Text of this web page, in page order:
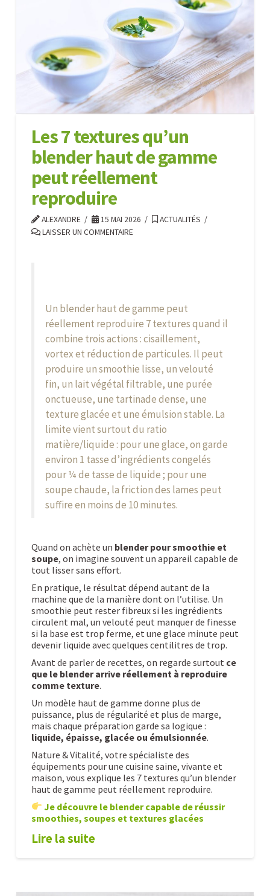
d’équilibre
de
température
pour
déshydrater
des
aliments05.30.2026
Les 7 textures qu’un
blender haut de gamme
peut réellement
reproduire
ALEXANDRE 15 MAI 2026
ACTUALITÉS
LAISSER UN COMMENTAIRE
Un blender haut de gamme peut
réellement reproduire 7 texturesquand il
combine trois actions :cisaillement,
vortexet réduction de particules. Il peut
produire unsmoothie lisse, unvelouté
fin, un lait végétal filtrable, une purée
onctueuse, une tartinade dense, une
texture glacéeet uneémulsion stable. La
limite vient surtout du ratio
matière/liquide : pour une glace, on garde
environ 1 tasse d’ingrédients congelés
pour ¼ de tasse de liquide ; pour une
soupe chaude, la friction des lames peut
suffire en moins de 10 minutes.
Quand on achète un blender pour smoothie et
soupe, on imagine souvent un appareil capable de
tout lisser sans effort.
En pratique, le résultat dépend autant de la
machine que de la manière dont on l’utilise. Un
smoothie peut rester fibreux si les ingrédients
circulent mal, un velouté peut manquer de finesse
si la base est trop ferme, et une glace minute peut
devenir liquide avec quelques centilitres de trop.
Avant de parler de recettes, on regarde surtout ce
que le blender arrive réellement à reproduire
comme texture.
Un modèle haut de gamme donne plus de
puissance, plus de régularité et plus de marge,
mais chaque préparation garde sa logique :
liquide, épaisse, glacée ou émulsionnée.
Nature & Vitalité, votre spécialiste des
équipements pour une cuisine saine, vivante et
maison, vous explique les 7 textures qu’un blender
haut de gamme peut réellement reproduire.
Je découvre le blender capable de réussir
smoothies, soupes et textures glacées
Lire la suite
Les